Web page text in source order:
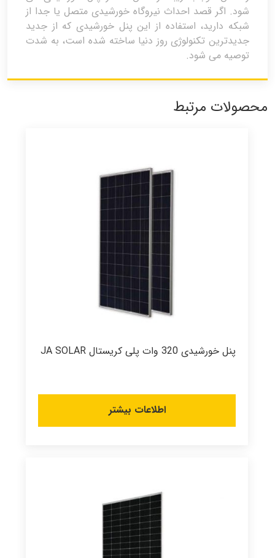
شود. اگر قصد احداث نیروگاه خورشیدی متصل یا جدا از
شبکه دارید، استفاده از این پنل خورشیدی که از جدید
جدیدترین تکنولوژی روز دنیا ساخته شده است، به شدت
توصیه می شود.
محصولات مرتبط
پنل خورشیدی 320 وات پلی کریستال JA SOLAR
اطلاعات بیشتر